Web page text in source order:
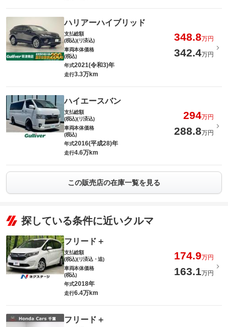
ハリアーハイブリッド
支払総額
(税込)(リ済込)
348.8万円
車両本体価格
(税込)
342.4万円
年式2021(令和3)年
走行3.3万km
ハイエースバン
支払総額
(税込)(リ済込)
294万円
車両本体価格
(税込)
288.8万円
年式2016(平成28)年
走行4.6万km
この販売店の在庫一覧を見る
探している条件に近いクルマ
フリード＋
支払総額
(税込)(リ済込・追)
174.9万円
車両本体価格
(税込)
163.1万円
年式2018年
走行6.4万km
フリード＋